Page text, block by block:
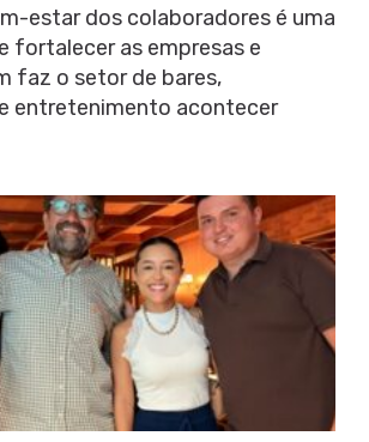
estar dos colaboradores é uma
fortalecer as empresas e
faz o setor de bares,
entretenimento acontecer